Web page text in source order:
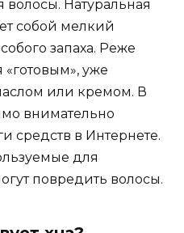
волосы. Натуральная
собой мелкий
запаха. Реже
«готовым», уже
или кремом. В
внимательно
средств в Интернете.
для
повредить волосы.